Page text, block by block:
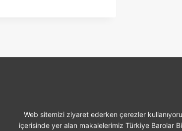
Web sitemizi ziyaret ederken çerezler
içerisinde yer alan makalelerimiz Türkiye Barolar